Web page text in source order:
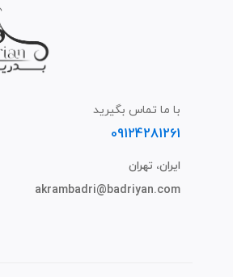
با ما تماس بگیرید
09124281261
ایران، تهران
akrambadri@badriyan.com